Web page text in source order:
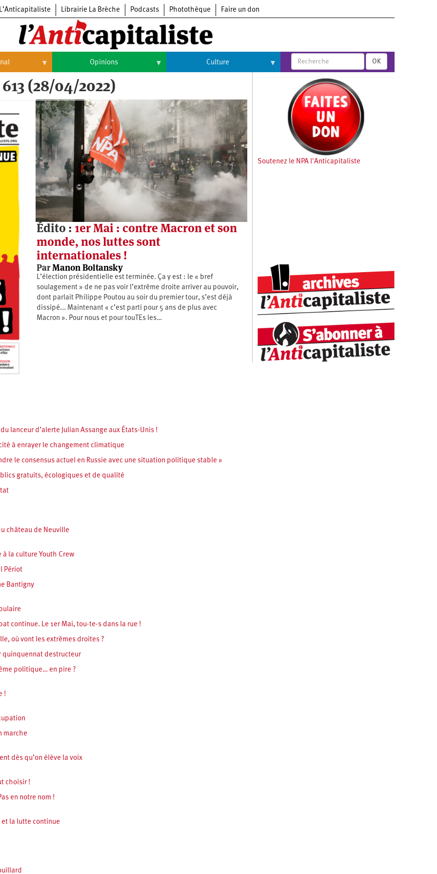
L’Anticapitaliste Librairie La Brèche Podcasts Photothèque Faire un don
Opinions
Opinions
Histoire
Culture
Arts
Expositions
Livres
Musique
OK
(28/04/2022)
Édito : 1er Mai : contre Macron et son
monde, nos luttes sont
internationales !
ParManon Boltansky
L’élection présidentielle est terminée. Ça y est : le « bref
soulagement » de ne pas voir l’extrême droite arriver au pouvoir,
dont parlait Philippe Poutou au soir du premier tour, s’est déjà
dissipé... Maintenant « c’est parti pour 5 ans de plus avec
Macron ». Pour nous et pour touTEs les…
lanceur d’alerte Julian Assange aux États-Unis !
à enrayer le changement climatique
le consensus actuel en Russie avec une situation politique stable »
gratuits, écologiques et de qualité
château de Neuville
la culture Youth Crew
Périot
Bantigny
continue. Le 1er Mai, tou·te·s dans la rue !
où vont les extrêmes droites ?
quinquennat destructeur
politique… en pire ?
!
marche
dès qu’on élève la voix
choisir !
en notre nom !
et la lutte continue
Soutenez le NPA l'Anticapitaliste